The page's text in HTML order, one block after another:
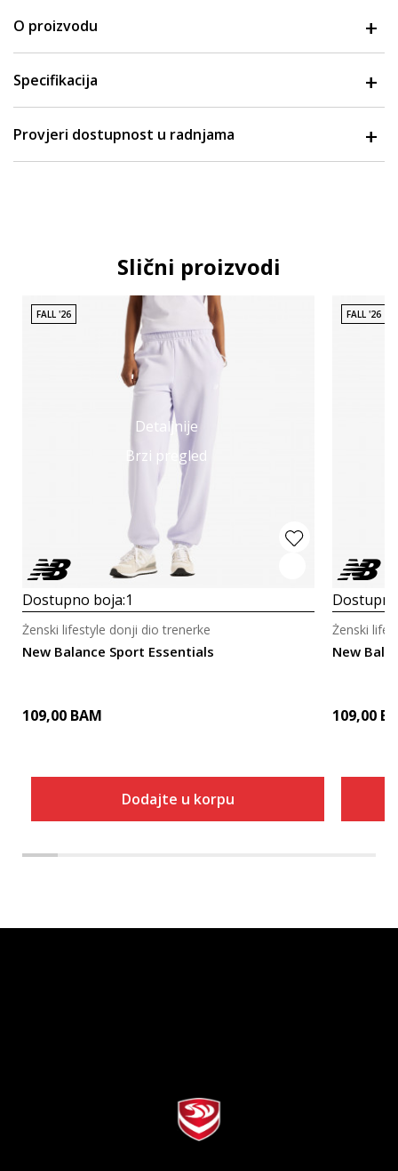
O proizvodu
Specifikacija
Provjeri dostupnost u radnjama
Slični proizvodi
Detaljnije
Brzi pregled
FALL '26
Dostupno boja:1
New Balance Sport Essentials
Ženski lifestyle donji dio trenerke
109,00 BAM
Dodajte u korpu
FALL '26
New
Ženski
109,00